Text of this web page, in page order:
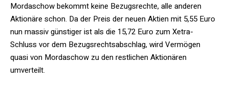
Mordaschow bekommt keine Bezugsrechte, alle anderen
Aktionäre schon. Da der Preis der neuen Aktien mit 5,55 Euro
nun massiv günstiger ist als die 15,72 Euro zum Xetra-
Schluss vor dem Bezugsrechtsabschlag, wird Vermögen
quasi von Mordaschow zu den restlichen Aktionären
umverteilt.